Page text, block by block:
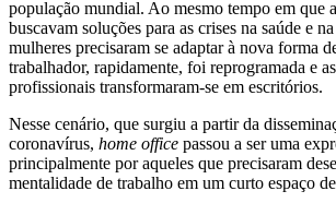
população mundial. Ao mesmo tempo em que
buscavam soluções para as crises na saúde e
mulheres precisaram se adaptar à nova forma
trabalhador, rapidamente, foi reprogramada e
profissionais transformaram-se em escritórios.
Nesse cenário, que surgiu a partir da
coronavírus, home office passou a ser uma
principalmente por aqueles que precisaram
mentalidade de trabalho em um curto espaço